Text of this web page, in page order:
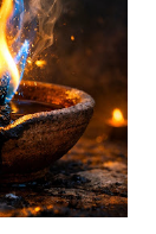
प्रतिक्षा में सारे
रणभूमि के सभी
उदास लगे | ...